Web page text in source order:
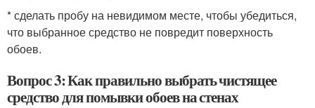
* сделать пробу на невидимом месте, чтобы убедиться,
что выбранное средство не повредит поверхность
обоев.
Вопрос 3: Как правильно выбрать чистящее
средство для помывки обоев на стенах